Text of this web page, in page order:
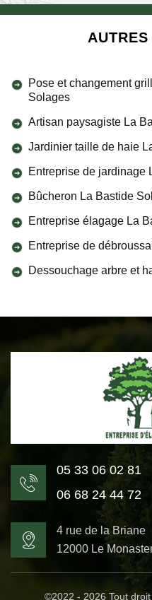
Pose et changement
Solages
Artisan paysagiste La
Jardinier taille de haie
Entreprise de jardinage
Bûcheron La Bastide
Entreprise élagage La
Entreprise de
Dessouchage arbre et
05 33 06 02 81
06 68 24 44 72
4 rue de la Briane
12000 Le
©2022 - 2026 Tout